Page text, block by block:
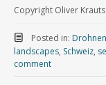
Copyright Oliver
Posted in:
landscapes, Schweiz,
comment